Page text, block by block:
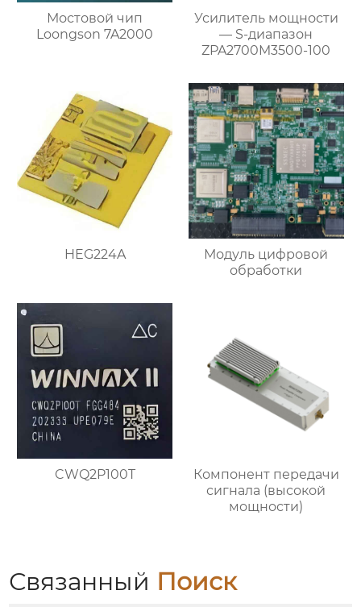
Мостовой чип
Loongson 7A2000
Усилитель мощности
— S-диапазон
ZPA2700M3500-100
HEG224A
Модуль цифровой
обработки
CWQ2P100T
Компонент передачи
сигнала (высокой
мощности)
Связанный Поиск